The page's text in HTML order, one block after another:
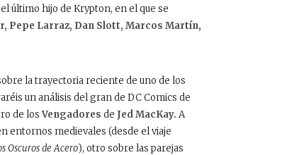
último hijo de Krypton, en el que se
Pepe Larraz, Dan Slott, Marcos Martín,
la trayectoria reciente de uno de los
un análisis del gran de DC Comics de
de losVengadores de Jed MacKay. A
entornos medievales (desde el viaje
Oscuros de Acero), otro sobre las parejas